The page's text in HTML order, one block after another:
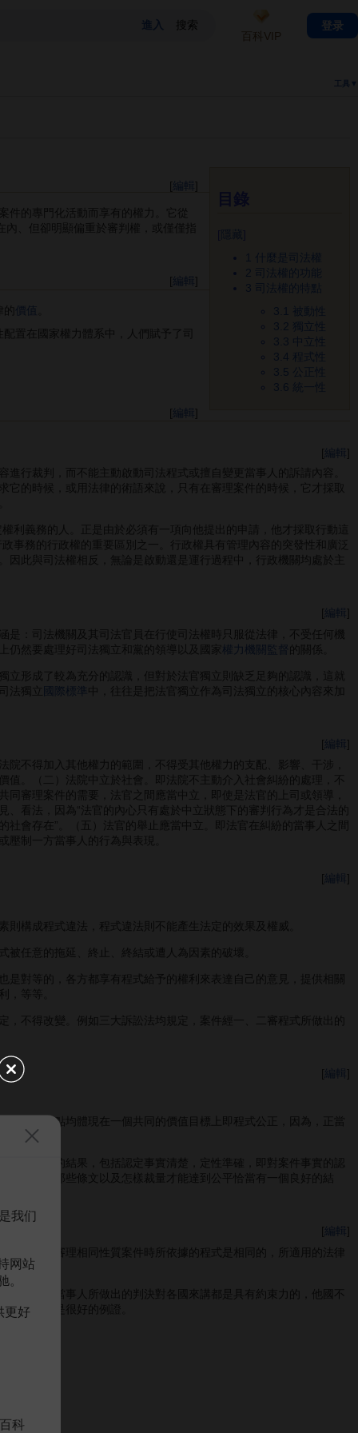
工具▼
什麼是司法權
2
司法權的功能
3
司法權的特點
3.1
被動性
3.2 獨立性
3.3
中立性
3.4 程式性
3.5 公正性
3.6 統一性
[編輯
件的專門化活動而享有的權力。它從
、但卻明顯偏重於審判權，或僅僅指
[編輯
價值
置在國家權力體系中，人們賦予了司
[編輯
[編輯
行裁判，而不能主動啟動司法程式或擅自變更當事人的訴請內容。
它的時候，或用法律的術語來說，只有在審理案件的時候，它才採取
義務的人。正是由於必須有一項向他提出的申請，他才採取行動這
事務的行政權的重要區別之一。行政權具有管理內容的突發性和廣泛
因此與司法權相反，無論是啟動還是運行過程中，行政機關均處於主
[編輯
：司法機關及其司法官員在行使司法權時只服從法律，不受任何機
仍然要處理好司法獨立和黨的領導以及國家 權力機關監督的關係。
形成了較為充分的認識，但對於法官獨立則缺乏足夠的認識，這就
法獨立 國際標準
中，往往是把法官獨立作為司法獨立的核心內容來加
[編輯
不得加入其他權力的範圍，不得受其他權力的支配、影響、干涉，
。（二）法院中立於社會。即法院不主動介入社會糾紛的處理，不
審理案件的需要，法官之間應當中立，即使是法官的上司或領導，
看法，因為“法官的內心只有處於中立狀態下的審判行為才是合法的
會存在”。（五）法官的舉止應當中立。即法官在糾紛的當事人之間
壓制一方當事人的行為與表現。
[編輯
構成程式違法，程式違法則不能產生法定的效果及權威。
任意的拖延、終止、終結或遭人為因素的破壞。
對等的，各方都享有程式給予的權利來表達自己的意見，提供相關
，等等。
不得改變。例如三大訴訟法均規定，案件經一、二審程式所做出的
[編輯
程式特點均體現在一個共同的價值目標上即程式公正，因為，正當
、正義的結果，包括認定事實清楚，定性準確，即對案件事實的認
，適用那些條文以及怎樣裁量才能達到公平恰當有一個良好的結
[編輯
，它在審理相同性質案件時所依據的程式是相同的，所適用的法律
的離婚當事人所做出的判決對各國來講都是具有約束力的，他國不
法判決也是很好的例證。
百科VIP
登录
我们
网站
。
更好
科